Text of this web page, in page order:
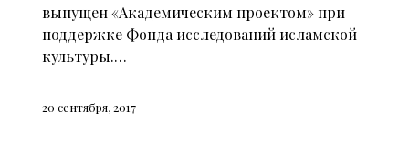
выпущен «Академическим проектом» при
поддержке Фонда исследований исламской
культуры.…
20 сентября, 2017